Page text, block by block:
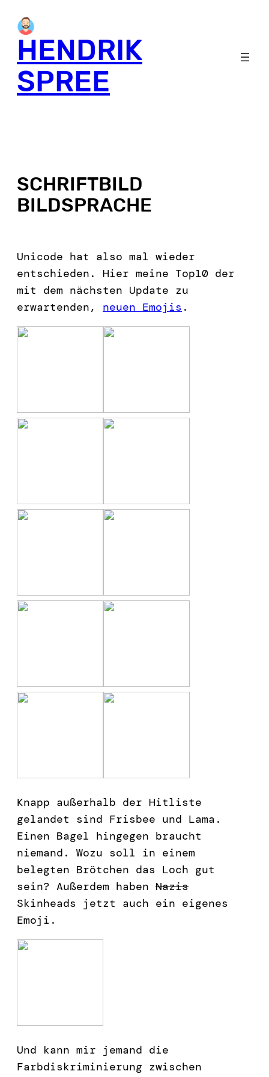
HENDRIK
SPREE
SCHRIFTBILD
BILDSPRACHE
Unicode hat also mal wieder
entschieden. Hier meine Top10 der
mit dem nächsten Update zu
erwartenden, neuen Emojis .
Knapp außerhalb der Hitliste
gelandet sind Frisbee und Lama.
Einen Bagel hingegen braucht
niemand. Wozu soll in einem
belegten Brötchen das Loch gut
sein? Außerdem haben Nazis
Skinheads jetzt auch ein eigenes
Emoji.
Und kann mir jemand die
Farbdiskriminierung zwischen